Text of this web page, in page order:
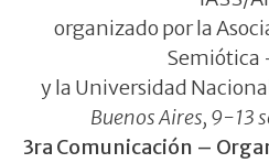
organizado por la
Semiótica
y la Universidad
Buenos Aires, 9-13
3ra Comunicación –